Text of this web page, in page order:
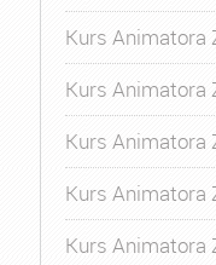
Kurs Animatora
Kurs Animatora
Kurs Animatora
Kurs Animatora
Kurs Animatora